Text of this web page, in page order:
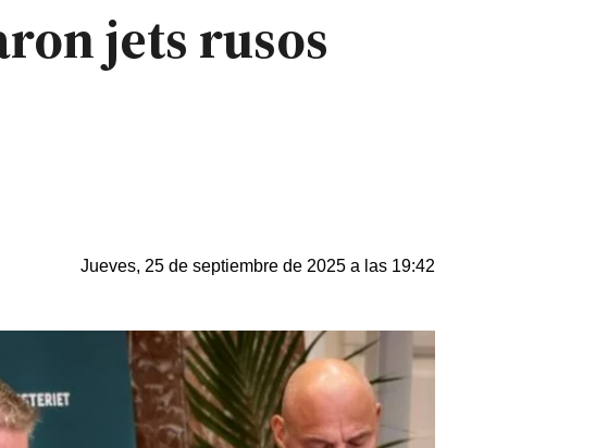
jets rusos
Jueves, 25 de septiembre de 2025 a las 19:42